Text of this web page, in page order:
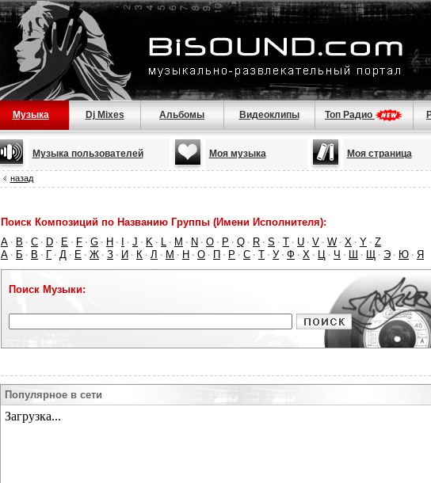
Музыка Dj Mixes Альбомы Видеоклипы Топ Радио
Музыка пользователей Моя музыка Моя страница
назад
Поиск Композиций по Названию Группы (Имени Исполнителя):
A · B · C · D · E · F · G · H · · J · K · L · M · N · O · P · Q · R · S · T · U · V · W · X · Y · Z
А · Б · В · Г · Д · Е · Ж · З · И · К · Л · М · Н · О · П · Р · С · Т · У · Ф · Х · Ц · Ч · Ш · Щ · Э · Ю · Я
Поиск Музыки:
Популярное в сети